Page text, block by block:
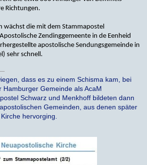
Richtungen.
wächst die mit dem Stammapostel
Zendinggemeente in de Eenheid
apostolische Sendungsgemeinde in
sehr schnell.
dass es zu einem Schisma kam, bei
Gemeinde als AcaM
Schwarz und Menkhoff bildeten dann
apostolischen Gemeinden, aus denen später
hervorging.